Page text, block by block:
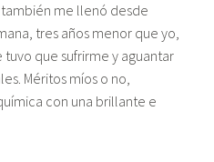
me llenó desde
tres años menor que yo,
que sufrirme y aguantar
Méritos míos o no,
con una brillante e